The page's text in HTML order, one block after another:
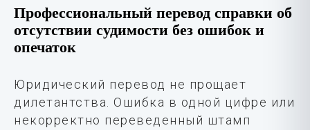
Профессиональный перевод справки об
отсутствии судимости без ошибок и
опечаток
Юридический перевод не прощает
дилетантства. Ошибка в одной цифре или
некорректно переведенный штамп